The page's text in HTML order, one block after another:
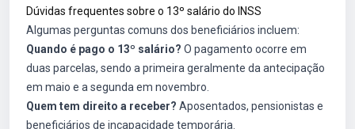
Dúvidas frequentes sobre o 13º salário do INSS
Algumas perguntas comuns dos beneficiários incluem:
Quando é pago o 13º salário? O pagamento ocorre em
duas parcelas, sendo a primeira geralmente da antecipação
em maio e a segunda em novembro.
Quem tem direito a receber? Aposentados, pensionistas e
beneficiários de incapacidade temporária.